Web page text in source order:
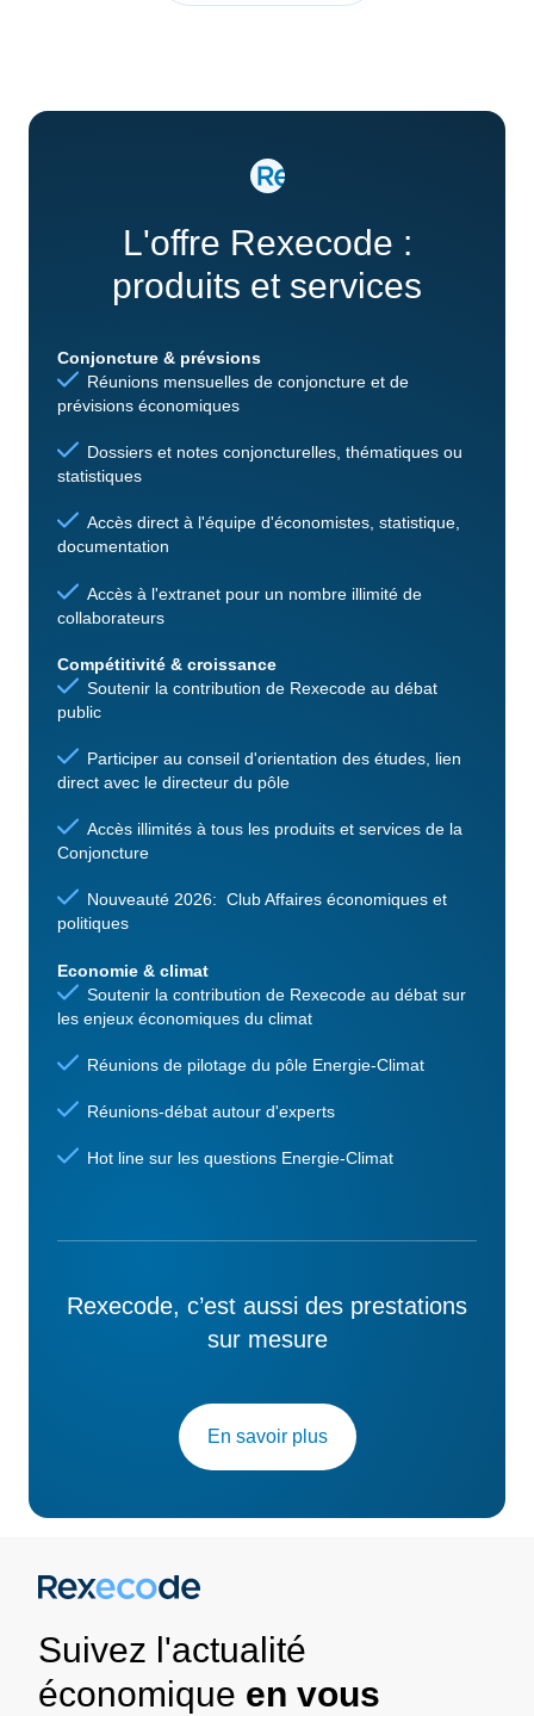
L'offre Rexecode :
produits et services
Conjoncture & prévsions
Réunions mensuelles de conjoncture et de
prévisions économiques
Dossiers et notes conjoncturelles, thématiques ou
statistiques
Accès direct à l'équipe d'économistes, statistique,
documentation
Accès à l'extranet pour un nombre illimité de
collaborateurs
Compétitivité & croissance
Soutenir la contribution de Rexecode au débat
public
Participer au conseil d'orientation des études, lien
direct avec le directeur du pôle
Accès illimités à tous les produits et services de la
Conjoncture
Nouveauté 2026: Club Affaires économiques et
politiques
Economie & climat
Soutenir la contribution de Rexecode au débat sur
les enjeux économiques du climat
Réunions de pilotage du pôle Energie-Climat
Réunions-débat autour d'experts
Hot line sur les questions Energie-Climat
Rexecode, c’est aussi des prestations
sur mesure
En savoir plus
Suivez l'actualité
économique en vous